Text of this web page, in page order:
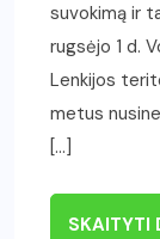
suvokimą ir
rugsėjo 1 d.
Lenkijos
metus
[…]
SKAITYTI